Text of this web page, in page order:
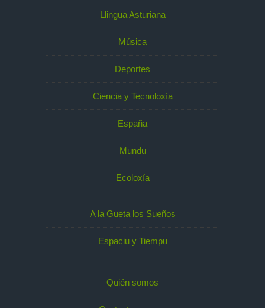
Llingua Asturiana
Música
Deportes
Ciencia y Tecnoloxía
España
Mundu
Ecoloxía
A la Gueta los Sueños
Espaciu y Tiempu
Quién somos